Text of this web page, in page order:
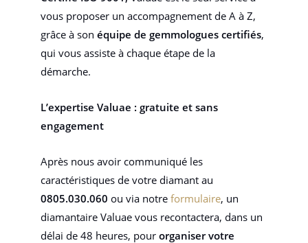
vous proposer un accompagnement de A à Z,
grâce à son équipe de gemmologues certifiés,
qui vous assiste à chaque étape de la
démarche.
L’expertise Valuae : gratuite et sans
engagement
Après nous avoir communiqué les
caractéristiques de votre diamant au
0805.030.060 ou via notre formulaire, un
diamantaire Valuae vous recontactera, dans un
délai de 48 heures, pour organiser votre